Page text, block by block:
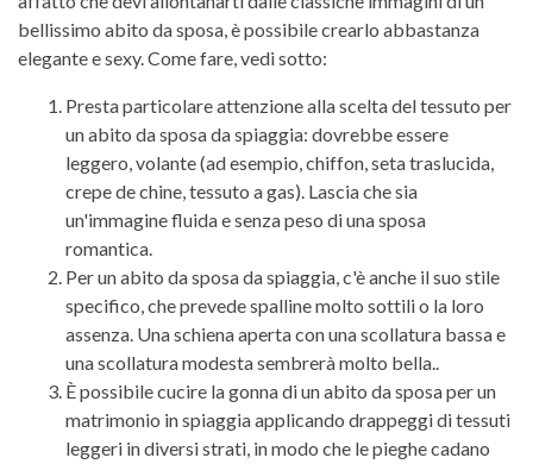
bellissimo abito da sposa, è possibile crearlo abbastanza
elegante e sexy. Come fare, vedi sotto:
Presta particolare attenzione alla scelta del tessuto per
un abito da sposa da spiaggia: dovrebbe essere
leggero, volante (ad esempio, chiffon, seta traslucida,
crepe de chine, tessuto a gas). Lascia che sia
un'immagine fluida e senza peso di una sposa
romantica.
Per un abito da sposa da spiaggia, c'è anche il suo stile
specifico, che prevede spalline molto sottili o la loro
assenza. Una schiena aperta con una scollatura bassa e
una scollatura modesta sembrerà molto bella..
È possibile cucire la gonna di un abito da sposa per un
matrimonio in spiaggia applicando drappeggi di tessuti
leggeri in diversi strati, in modo che le pieghe cadano